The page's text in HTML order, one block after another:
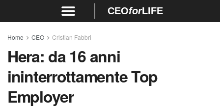
CEOforLIFE
Home CEO Cristian Fabbri
Hera: da 16 anni
ininterrottamente Top
Employer